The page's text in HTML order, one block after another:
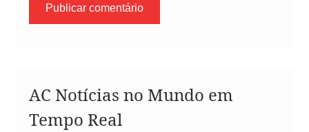
AC Notícias no Mundo em
Tempo Real